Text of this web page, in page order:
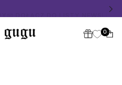
📧 DOŁĄCZ DO LISTY
0